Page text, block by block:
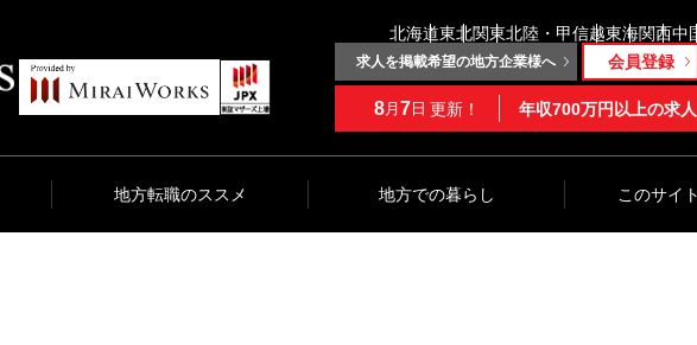
北海道東北関東北陸・甲信越東海関西中
求人を掲載希望の地方企業様へ 会員登録
8月 7日 更新！ 年収700万円以上の求人
地方転職のススメ 地方での暮らし このサイ